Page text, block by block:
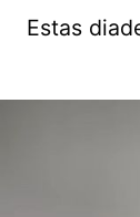
Estas